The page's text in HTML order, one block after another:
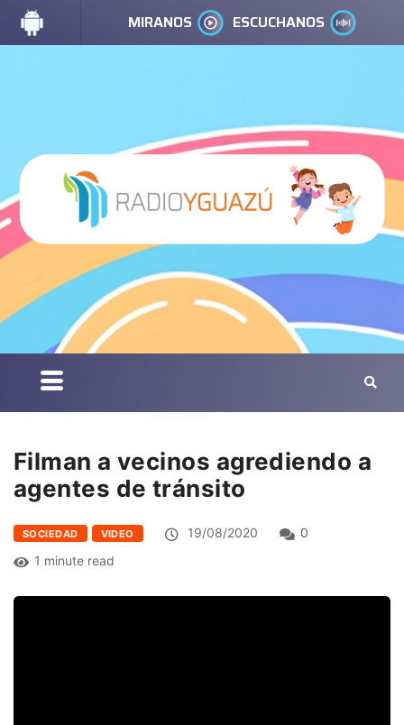
MIRANOS ESCUCHANOS
Filman a vecinos agrediendo a
agentes de tránsito
SOCIEDAD VIDEO 19/08/2020
0
1 minute read